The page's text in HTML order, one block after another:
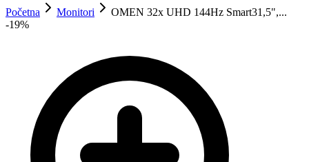
Početna
Monitori
OMEN 32x UHD 144Hz Smart31,5",...
-19%